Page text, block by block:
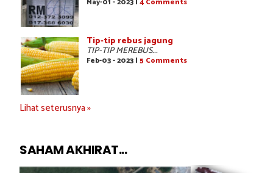
Tip-tip rebus jagung
TIP-TIP MEREBUS...
Feb-03 - 2023 | 5 Comments
Lihat seterusnya »
SAHAM AKHIRAT...